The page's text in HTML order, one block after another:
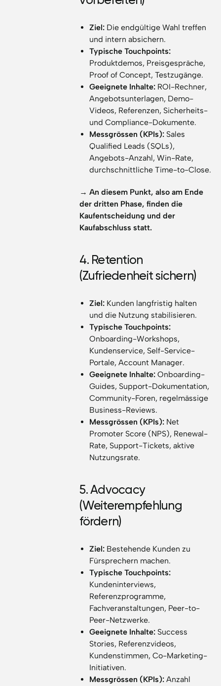
Ziel:Die endgültige Wahl treffen
und intern absichern.
Typische Touchpoints:
Produktdemos, Preisgespräche,
Proof of Concept, Testzugänge.
Geeignete Inhalte: ROI-Rechner,
Angebotsunterlagen, Demo-
Videos, Referenzen, Sicherheits-
und Compliance-Dokumente.
Messgrössen (KPIs): Sales
Qualified Leads (SQLs),
Angebots-Anzahl, Win-Rate,
durchschnittliche Time-to-Close.
→ An diesem Punkt, also am Ende
der dritten Phase, finden die
Kaufentscheidung und der
Kaufabschluss statt.
4. Retention
(Zufriedenheit sichern)
Ziel:Kunden langfristig halten
und die Nutzung stabilisieren.
Typische Touchpoints:
Onboarding-Workshops,
Kundenservice, Self-Service-
Portale, Account Manager.
Geeignete Inhalte:Onboarding-
Guides, Support-Dokumentation,
Community-Foren, regelmässige
Business-Reviews.
Messgrössen (KPIs): Net
Promoter Score (NPS), Renewal-
Rate, Support-Tickets, aktive
Nutzungsrate.
5. Advocacy
(Weiterempfehlung
fördern)
Ziel: Bestehende Kunden zu
Fürsprechern machen.
Typische Touchpoints:
Kundeninterviews,
Referenzprogramme,
Fachveranstaltungen, Peer-to-
Peer-Netzwerke.
Geeignete Inhalte:Success
Stories, Referenzvideos,
Kundenstimmen, Co-Marketing-
Initiativen.
Messgrössen (KPIs):Anzahl